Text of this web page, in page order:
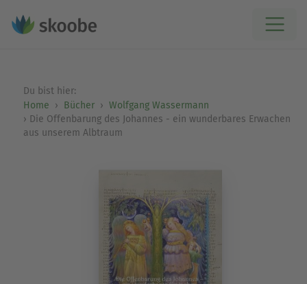
Du bist hier:
Home
Bücher
Wolfgang Wassermann
Die Offenbarung des Johannes - ein wunderbares Erwachen
aus unserem Albtraum